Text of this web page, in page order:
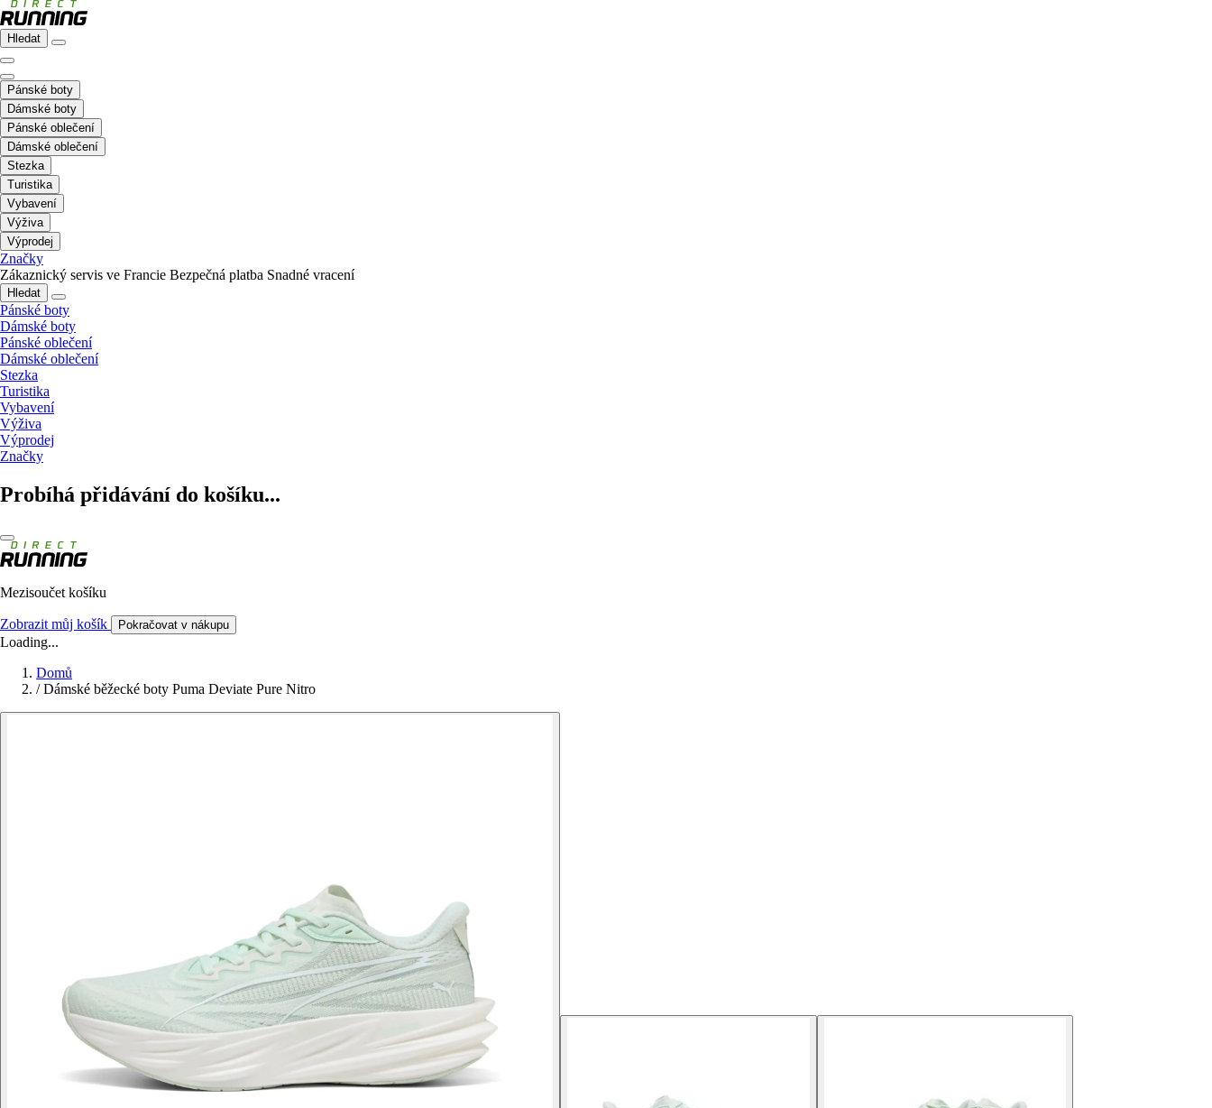
Hledat
Pánské boty
Dámské boty
Pánské oblečení
Dámské oblečení
Stezka
Turistika
Vybavení
Výživa
Výprodej
Značky
Zákaznický servis ve Francie Bezpečná platba Snadné vracení
Hledat
Pánské boty
Dámské boty
Pánské oblečení
Dámské oblečení
Stezka
Turistika
Vybavení
Výživa
Výprodej
Značky
Probíhá přidávání do košíku...
Mezisoučet košíku
Zobrazit můj košík Pokračovat v nákupu
Loading...
Domů
/ Dámské běžecké boty Puma Deviate Pure Nitro